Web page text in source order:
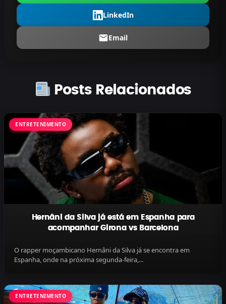
LinkedIn
Email
Posts Relacionados
ENTRETENIMENTO
Hernâni da Silva já está em Espanha para
acompanhar Girona vs Barcelona
O rapper moçambicano Hernâni da Silva já se encontra em
Espanha, onde na próxima segunda-feira,...
ENTRETENIMENTO